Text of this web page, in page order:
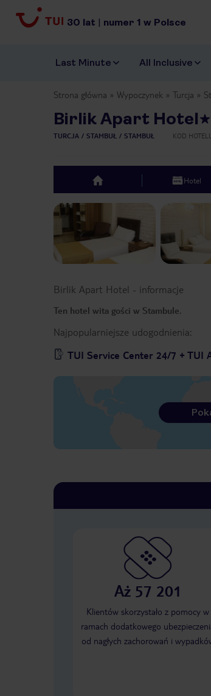
30 lat | numer 1 w Polsce
Last Minute All Inclusive
Strona główna Wypoczynek Turcja
Birlik Apart Hotel
TURCJA STAMBUŁ STAMBUŁ KOD
top Hotel
Previous slide
Birlik Apart Hotel - informacje
Ten hotel wita gości w Stambule.
Najpopularniejsze udogodnienia:
TUI Service Center 24/7 + TUI
Aż 57 201
Klientów skorzystało z pomocy w
ramach dodatkowego
od nagłych zachorowań i